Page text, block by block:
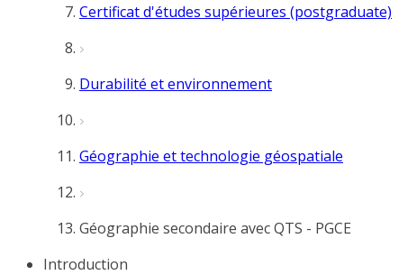
Certificat d'études supérieures (postgraduate)
Durabilité et environnement
Géographie et technologie géospatiale
Géographie secondaire avec QTS - PGCE
Introduction